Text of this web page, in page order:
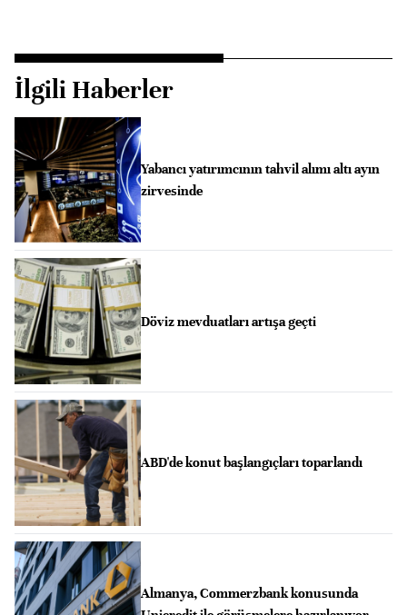
İlgili Haberler
Yabancı yatırımcının tahvil alımı altı ayın
zirvesinde
Döviz mevduatları artışa geçti
ABD'de konut başlangıçları toparlandı
Almanya, Commerzbank konusunda